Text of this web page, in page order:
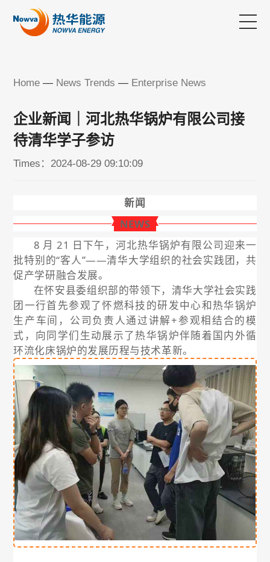
Technology & Product
Customer Case
News Trends
Contact Us
Language
Home — News Trends — Enterprise News
企业新闻｜河北热华锅炉有限公司接
待清华学子参访
Times：2024-08-29 09:10:09
新闻
NEWS
8 月 21 日下午，河北热华锅炉有限公司迎来一
批特别的“客人”——清华大学组织的社会实践团，共
促产学研融合发展。
在怀安县委组织部的带领下，清华大学社会实践
团一行首先参观了怀燃科技的研发中心和热华锅炉
生产车间，公司负责人通过讲解+参观相结合的模
式，向同学们生动展示了热华锅炉伴随着国内外循
环流化床锅炉的发展历程与技术革新。